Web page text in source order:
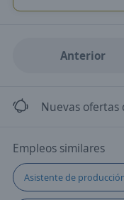
Anterior
Nuevas ofertas
Empleos similares
Asistente de